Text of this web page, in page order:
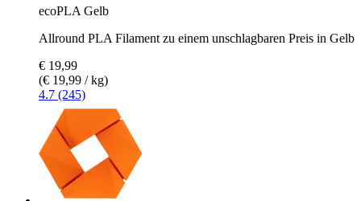
ecoPLA Gelb
Allround PLA Filament zu einem unschlagbaren Preis in Gelb
€ 19,99
(€ 19,99 / kg)
4.7 (245)